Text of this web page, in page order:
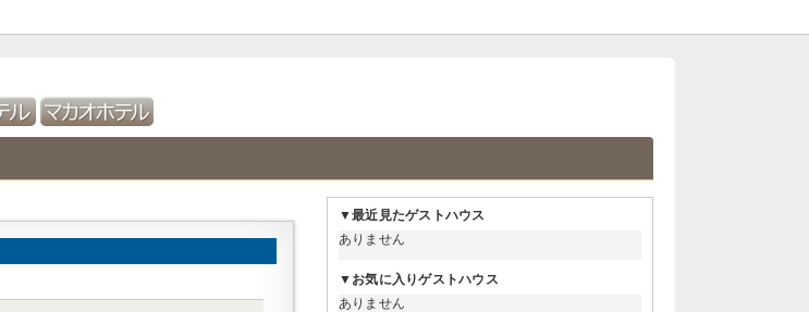
▼最近見たゲストハウス
ありません
▼お気に入りゲストハウス
ありません